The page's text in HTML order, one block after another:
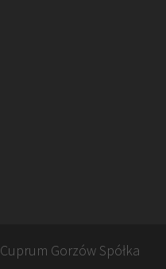
Gorzów Spółka